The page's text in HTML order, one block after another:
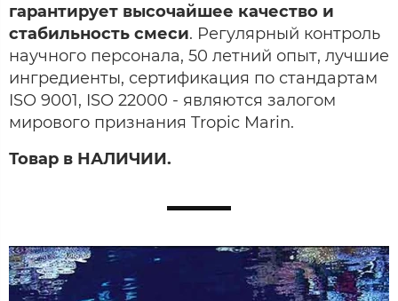
гарантирует высочайшее качество и
стабильность смеси. Регулярный контроль
научного персонала, 50 летний опыт, лучшие
ингредиенты, сертификация по стандартам
ISO 9001, ISO 22000 - являются залогом
мирового признания Tropic Marin.
Товар в НАЛИЧИИ.